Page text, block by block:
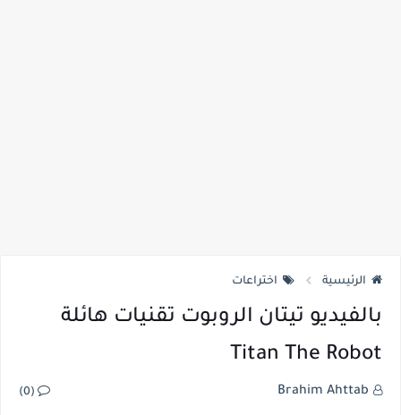
الرئيسية اختراعات
بالفيديو تيتان الروبوت تقنيات هائلة
Titan The Robot
Brahim Ahttab
(0)